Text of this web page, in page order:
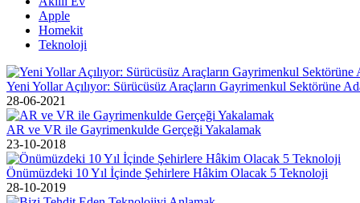
Apple
Homekit
Teknoloji
Yeni Yollar Açılıyor: Sürücüsüz Araçların Gayrimenkul Sektörüne
28-06-2021
AR ve VR ile Gayrimenkulde Gerçeği Yakalamak
23-10-2018
Önümüzdeki 10 Yıl İçinde Şehirlere Hâkim Olacak 5 Teknoloji
28-10-2019